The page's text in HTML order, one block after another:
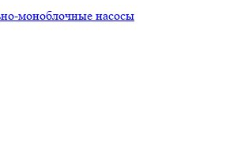
моноблочные насосы